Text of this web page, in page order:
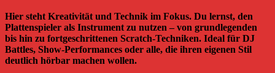
Hier steht Kreativität und Technik im Fokus. Du lernst, den
Plattenspieler als Instrument zu nutzen – von grundlegenden
bis hin zu fortgeschrittenen Scratch-Techniken. Ideal für DJ
Battles, Show-Performances oder alle, die ihren eigenen Stil
deutlich hörbar machen wollen.